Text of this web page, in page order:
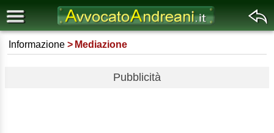
Informazione Mediazione
Pubblicità